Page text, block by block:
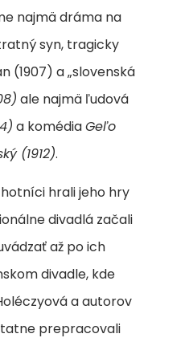
najmä dráma na
syn, tragicky
(1907) a „slovenská
ale najmä ľudová
a komédiaGeľo
(1912).
hrali jeho hry
divadlá začali
až po ich
divadle, kde
a autorov
prepracovali